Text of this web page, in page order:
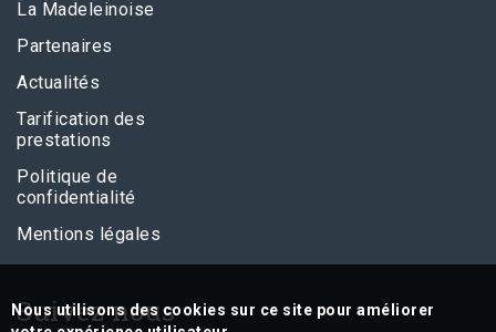
La Madeleinoise
Partenaires
Actualités
Tarification des
prestations
Politique de
confidentialité
Mentions légales
Suivez nous
Nous utilisons des cookies sur ce site pour améliorer